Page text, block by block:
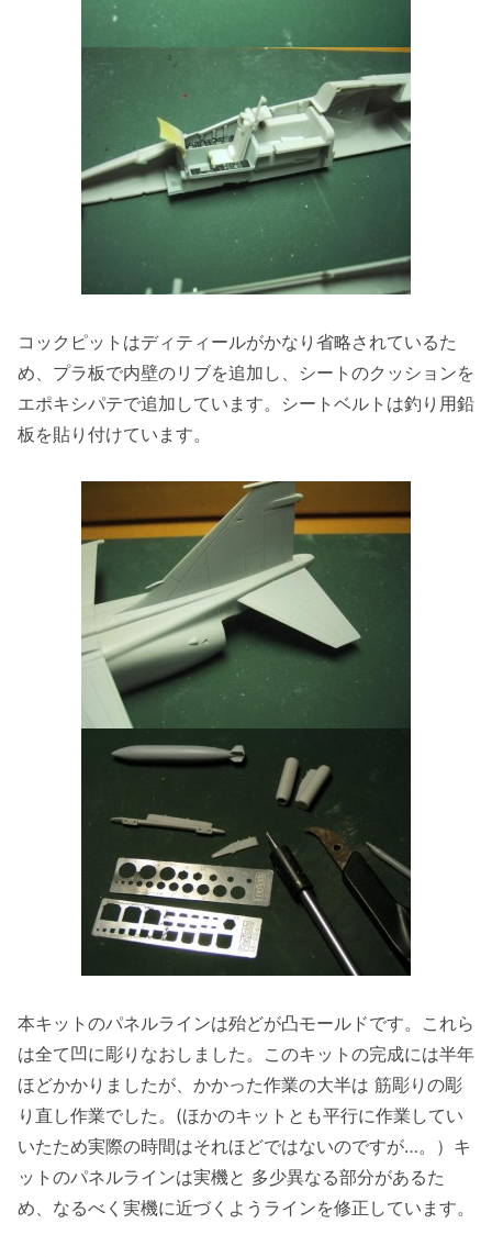
コックピットはディティールがかなり省略されているた
め、プラ板で内壁のリブを追加し、シートのクッションを
エポキシパテで追加しています。シートベルトは釣り用鉛
板を貼り付けています。
本キットのパネルラインは殆どが凸モールドです。これら
は全て凹に彫りなおしました。このキットの完成には半年
ほどかかりましたが、かかった作業の大半は 筋彫りの彫
り直し作業でした。(ほかのキットとも平行に作業してい
いたため実際の時間はそれほどではないのですが…。）キ
ットのパネルラインは実機と 多少異なる部分があるた
め、なるべく実機に近づくようラインを修正しています。